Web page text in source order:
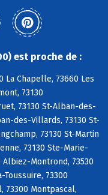
est proche de :
La Chapelle, 73660 Les
73130
73130 St-Alban-des-
des-Villards, 73130 St-
73130 St-Martin
73130 Ste-Marie-
Montrond, 73530
73300
73300 Montpascal,